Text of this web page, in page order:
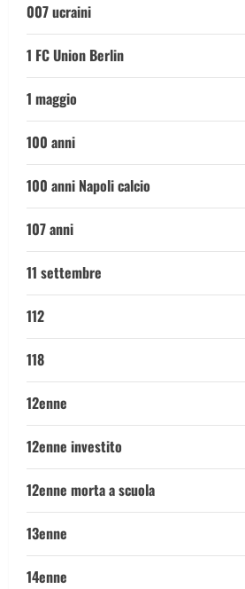
007 ucraini
1 FC Union Berlin
1 maggio
100 anni
100 anni Napoli calcio
107 anni
11 settembre
112
118
12enne
12enne investito
12enne morta a scuola
13enne
14enne